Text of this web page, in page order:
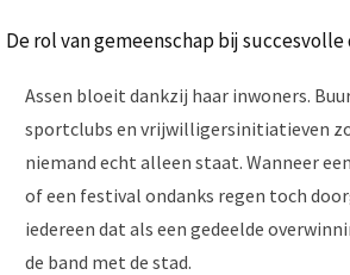
De rol van gemeenschap bij succesvolle
Assen bloeit dankzij haar inwoners.
sportclubs en vrijwilligersinitiatieven
niemand echt alleen staat. Wanneer
of een festival ondanks regen toch
iedereen dat als een gedeelde
de band met de stad.